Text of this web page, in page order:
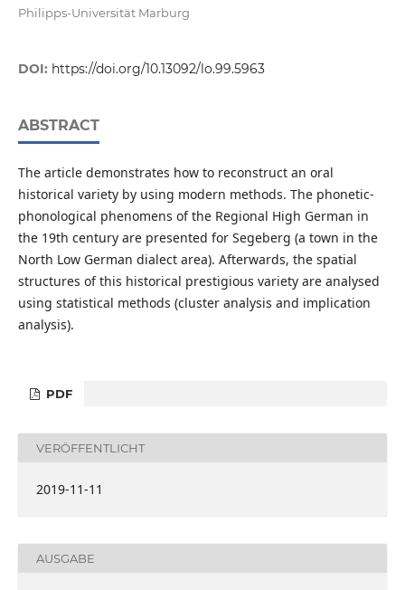
Philipps-Universität Marburg
DOI: https://doi.org/10.13092/lo.99.5963
ABSTRACT
The article demonstrates how to reconstruct an oral
historical variety by using modern methods. The phonetic-
phonological phenomens of the Regional High German in
the 19th century are presented for Segeberg (a town in the
North Low German dialect area). Afterwards, the spatial
structures of this historical prestigious variety are analysed
using statistical methods (cluster analysis and implication
analysis).
PDF
VERÖFFENTLICHT
2019-11-11
AUSGABE